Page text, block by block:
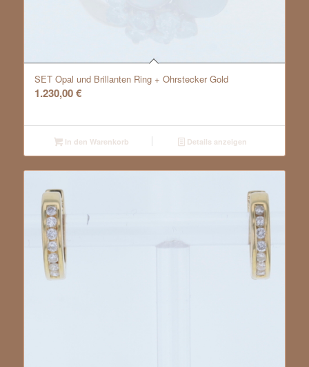
SET Opal und Brillanten Ring + Ohrstecker Gold
1.230,00€
In den Warenkorb Details anzeigen